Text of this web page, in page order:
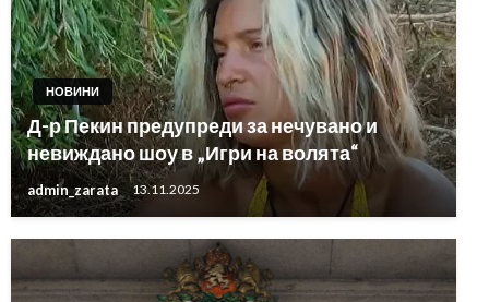
НОВИНИ
Д-р Пекин предупреди за нечувано и
невиждано шоу в „Игри на волята“
admin_zarata 13.11.2025